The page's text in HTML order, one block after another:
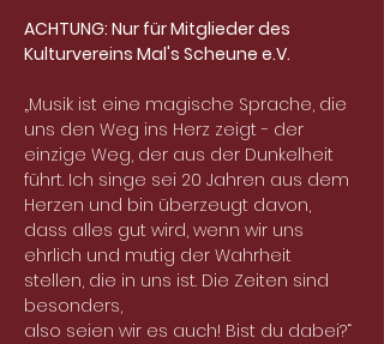
ACHTUNG: Nur für Mitglieder des
Kulturvereins Mal's Scheune e.V.
„Musik ist eine magische Sprache, die
uns den Weg ins Herz zeigt - der
einzige Weg, der aus der Dunkelheit
führt. Ich singe sei 20 Jahren aus dem
Herzen und bin überzeugt davon,
dass alles gut wird, wenn wir uns
ehrlich und mutig der Wahrheit
stellen, die in uns ist. Die Zeiten sind
besonders,
also seien wir es auch! Bist du dabei?“